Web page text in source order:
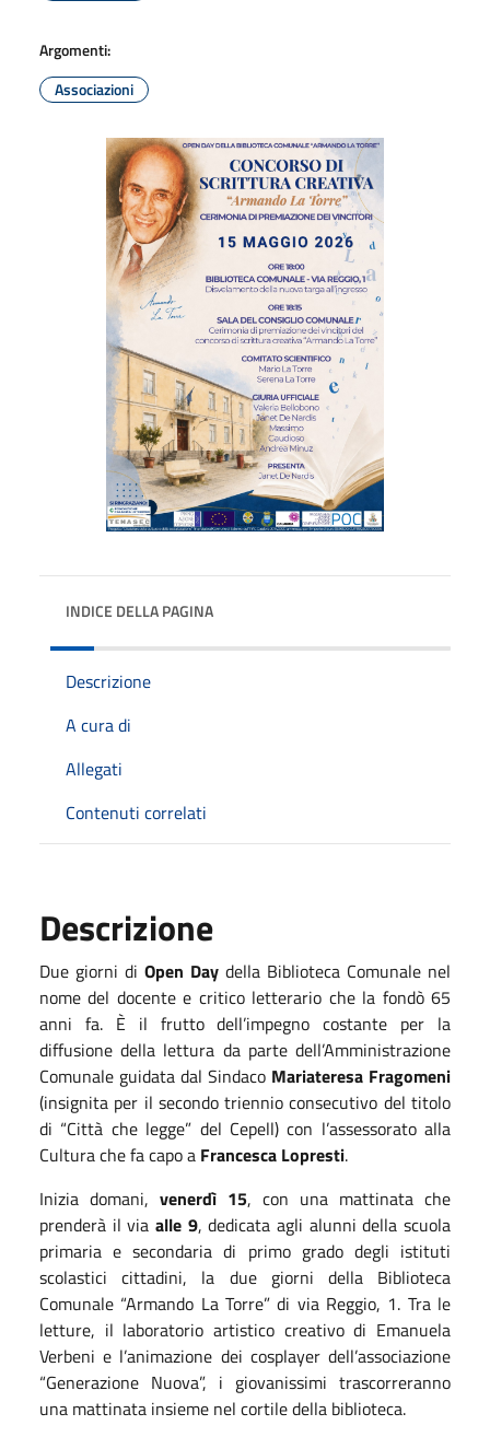
Argomenti:
Associazioni
INDICE DELLA PAGINA
Descrizione
A cura di
Allegati
Contenuti correlati
Descrizione
Due giorni di Open Day della Biblioteca Comunale nel
nome del docente e critico letterario che la fondò 65
anni fa. È il frutto dell’impegno costante per la
diffusione della lettura da parte dell’Amministrazione
Comunale guidata dal Sindaco Mariateresa Fragomeni
(insignita per il secondo triennio consecutivo del titolo
di “Città che legge” del Cepell) con l’assessorato alla
Cultura che fa capo a Francesca Lopresti.
Inizia domani, venerdì 15, con una mattinata che
prenderà il via alle 9, dedicata agli alunni della scuola
primaria e secondaria di primo grado degli istituti
scolastici cittadini, la due giorni della Biblioteca
Comunale “Armando La Torre” di via Reggio, 1. Tra le
letture, il laboratorio artistico creativo di Emanuela
Verbeni e l’animazione dei cosplayer dell’associazione
“Generazione Nuova”, i giovanissimi trascorreranno
una mattinata insieme nel cortile della biblioteca.